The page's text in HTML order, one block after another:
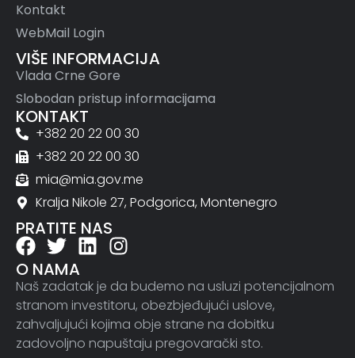
Kontakt
WebMail Login
VIŠE INFORMACIJA
Vlada Crne Gore
Slobodan pristup informacijama
KONTAKT
+382 20 22 00 30
+382 20 22 00 30
mia@mia.gov.me
Kralja Nikole 27, Podgorica, Montenegro
PRATITE NAS
O NAMA
Naš zadatak je da budemo na usluzi potencijalnom
stranom investitoru, obezbjeđujući uslove,
zahvaljujući kojima obje strane na dobitku
zadovoljno napuštaju pregovarački sto.